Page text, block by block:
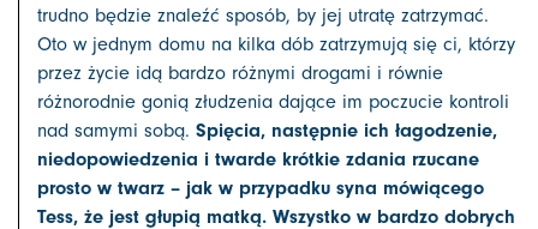
trudno będzie znaleźć sposób, by jej utratę zatrzymać.
Oto w jednym domu na kilka dób zatrzymują się ci, którzy
przez życie idą bardzo różnymi drogami i równie
różnorodnie gonią złudzenia dające im poczucie kontroli
nad samymi sobą. Spięcia, następnie ich łagodzenie,
niedopowiedzenia i twarde krótkie zdania rzucane
prosto w twarz – jak w przypadku syna mówiącego
Tess, że jest głupią matką. Wszystko w bardzo dobrych